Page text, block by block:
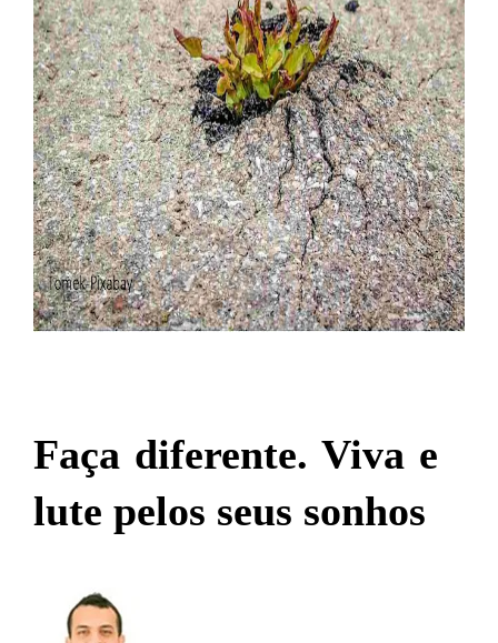
Faça diferente. Viva e
lute pelos seus sonhos